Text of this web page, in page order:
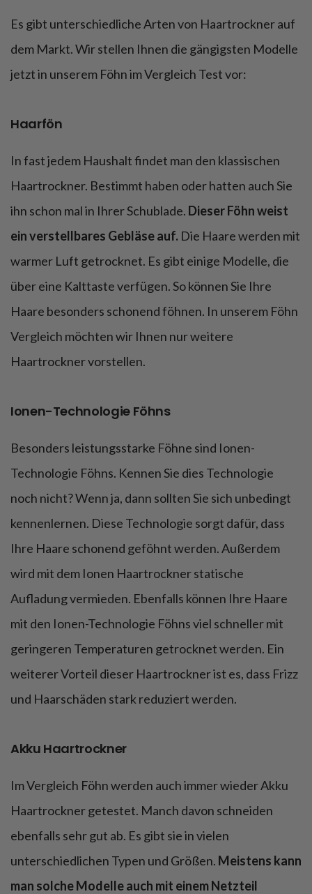
Es gibt unterschiedliche Arten von Haartrockner auf
dem Markt. Wir stellen Ihnen die gängigsten Modelle
jetzt in unserem Föhn im Vergleich Test vor:
Haarfön
In fast jedem Haushalt findet man den klassischen
Haartrockner. Bestimmt haben oder hatten auch Sie
ihn schon mal in Ihrer Schublade. Dieser Föhn weist
ein verstellbares Gebläse auf. Die Haare werden mit
warmer Luft getrocknet. Es gibt einige Modelle, die
über eine Kalttaste verfügen. So können Sie Ihre
Haare besonders schonend föhnen. In unserem Föhn
Vergleich möchten wir Ihnen nur weitere
Haartrockner vorstellen.
Ionen-Technologie Föhns
Besonders leistungsstarke Föhne sind Ionen-
Technologie Föhns. Kennen Sie dies Technologie
noch nicht? Wenn ja, dann sollten Sie sich unbedingt
kennenlernen. Diese Technologie sorgt dafür, dass
Ihre Haare schonend geföhnt werden. Außerdem
wird mit dem Ionen Haartrockner statische
Aufladung vermieden. Ebenfalls können Ihre Haare
mit den Ionen-Technologie Föhns viel schneller mit
geringeren Temperaturen getrocknet werden. Ein
weiterer Vorteil dieser Haartrockner ist es, dass Frizz
und Haarschäden stark reduziert werden.
Akku Haartrockner
Im Vergleich Föhn werden auch immer wieder Akku
Haartrockner getestet. Manch davon schneiden
ebenfalls sehr gut ab. Es gibt sie in vielen
unterschiedlichen Typen und Größen. Meistens kann
man solche Modelle auch mit einem Netzteil